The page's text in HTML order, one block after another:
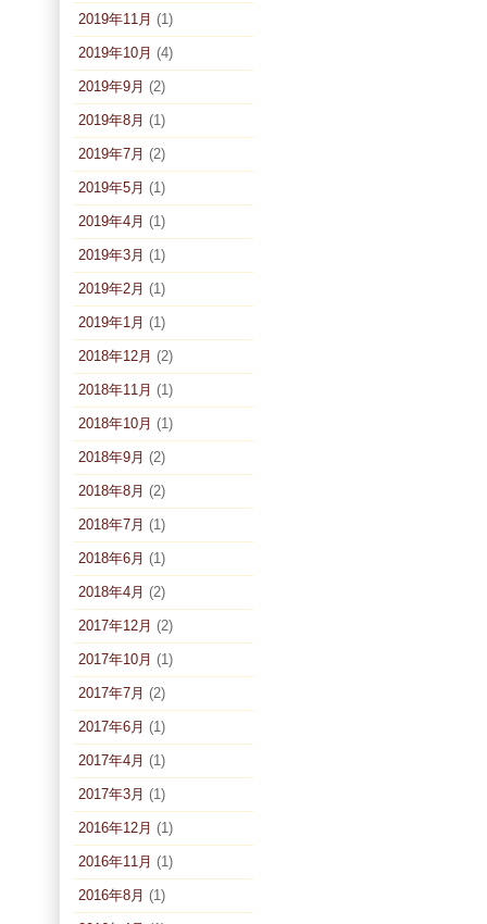
2019年11月 (1)
2019年10月 (4)
2019年9月 (2)
2019年8月 (1)
2019年7月 (2)
2019年5月 (1)
2019年4月 (1)
2019年3月 (1)
2019年2月 (1)
2019年1月 (1)
2018年12月 (2)
2018年11月 (1)
2018年10月 (1)
2018年9月 (2)
2018年8月 (2)
2018年7月 (1)
2018年6月 (1)
2018年4月 (2)
2017年12月 (2)
2017年10月 (1)
2017年7月 (2)
2017年6月 (1)
2017年4月 (1)
2017年3月 (1)
2016年12月 (1)
2016年11月 (1)
2016年8月 (1)